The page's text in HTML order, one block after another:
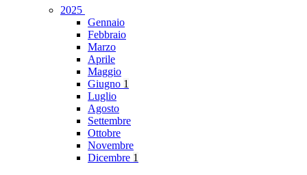
2025
Gennaio
Febbraio
Marzo
Aprile
Maggio
Giugno 1
Luglio
Agosto
Settembre
Ottobre
Novembre
Dicembre 1